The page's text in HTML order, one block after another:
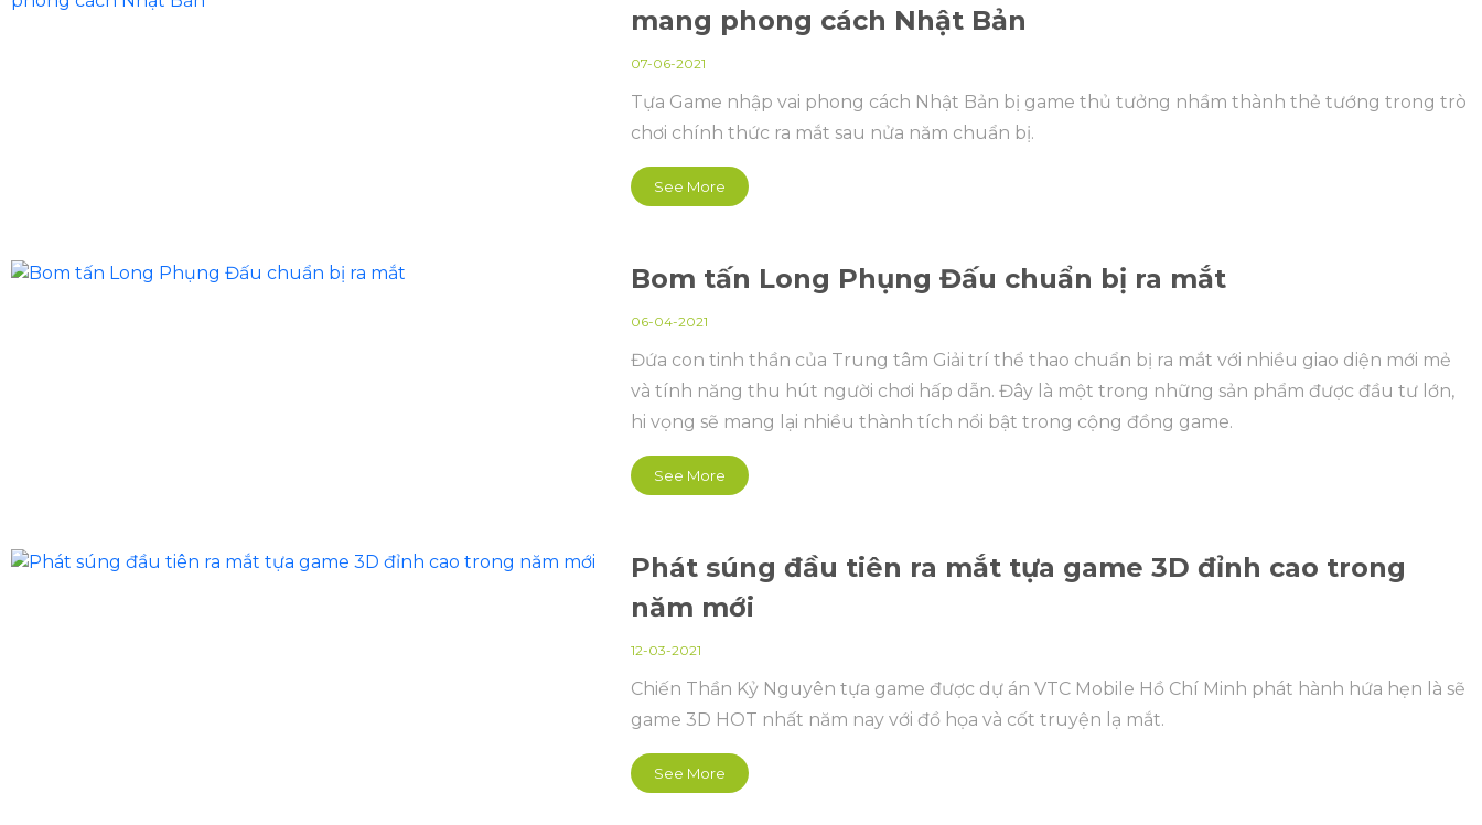
mang phong cách Nhật Bản
07-06-2021
Tựa Game nhập vai phong cách Nhật Bản bị game thủ tưởng nhầm thành thẻ tướng trong trò
chơi chính thức ra mắt sau nửa năm chuẩn bị.
See More
Bom tấn Long Phụng Đấu chuẩn bị ra mắt
06-04-2021
Đứa con tinh thần của Trung tâm Giải trí thể thao chuẩn bị ra mắt với nhiều giao diện mới mẻ
và tính năng thu hút người chơi hấp dẫn. Đây là một trong những sản phẩm được đầu tư lớn,
hi vọng sẽ mang lại nhiều thành tích nổi bật trong cộng đồng game.
See More
Phát súng đầu tiên ra mắt tựa game 3D đỉnh cao trong
năm mới
12-03-2021
Chiến Thần Kỷ Nguyên tựa game được dự án VTC Mobile Hồ Chí Minh phát hành hứa hẹn là sẽ
game 3D HOT nhất năm nay với đồ họa và cốt truyện lạ mắt.
See More